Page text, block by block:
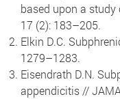
based upon a study
17 (2): 183–205.
Elkin D.C.
1279–1283.
Eisendrath D.N.
appendicitis //